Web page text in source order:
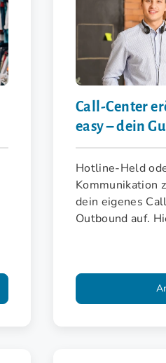
Call-Center
easy – dein
Hotline-Held
Kommunikation
dein eigenes
Outbound auf.